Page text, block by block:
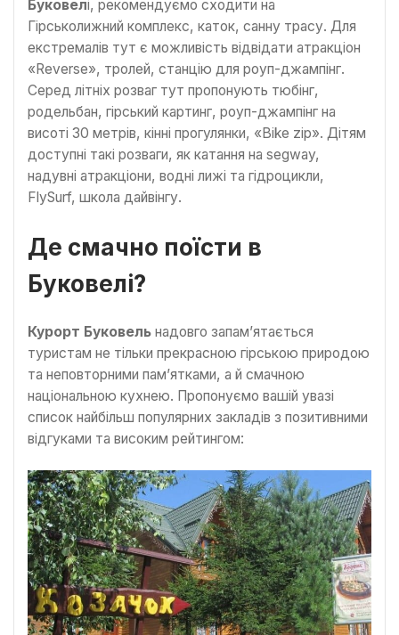
Буковелі, рекомендуємо сходити на
Гірськолижний комплекс, каток, санну трасу. Для
екстремалів тут є можливість відвідати атракціон
«Reverse», тролей, станцію для роуп-джампінг.
Серед літніх розваг тут пропонують тюбінг,
родельбан, гірський картинг, роуп-джампінг на
висоті 30 метрів, кінні прогулянки, «Bike zip». Дітям
доступні такі розваги, як катання на segway,
надувні атракціони, водні лижі та гідроцикли,
FlySurf, школа дайвінгу.
Де смачно поїсти в
Буковелі?
Курорт Буковель надовго запам’ятається
туристам не тільки прекрасною гірською природою
та неповторними пам’ятками, а й смачною
національною кухнею. Пропонуємо вашій увазі
список найбільш популярних закладів з позитивними
відгуками та високим рейтингом: